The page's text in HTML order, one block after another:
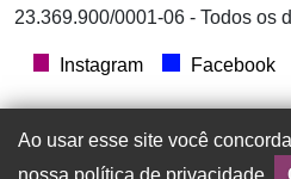
23.369.900/0001-06 - Todos os
Instagram Facebook
Ao usar esse site você
nossa política de privacidade.